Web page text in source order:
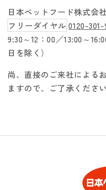
日本ペットフード株式会
フリーダイヤル 0120-301-
9:30～12：00／13:00～
日を除く）
尚、直接のご来社による
ますので、ご了承ください